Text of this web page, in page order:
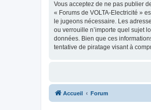
Vous acceptez de ne pas publier
« Forums de VOLTA-Electricité »
le jugeons nécessaire. Les
ou verrouille n’importe quel sujet
données. Bien que ces
tentative de piratage visant à
Accueil Forum